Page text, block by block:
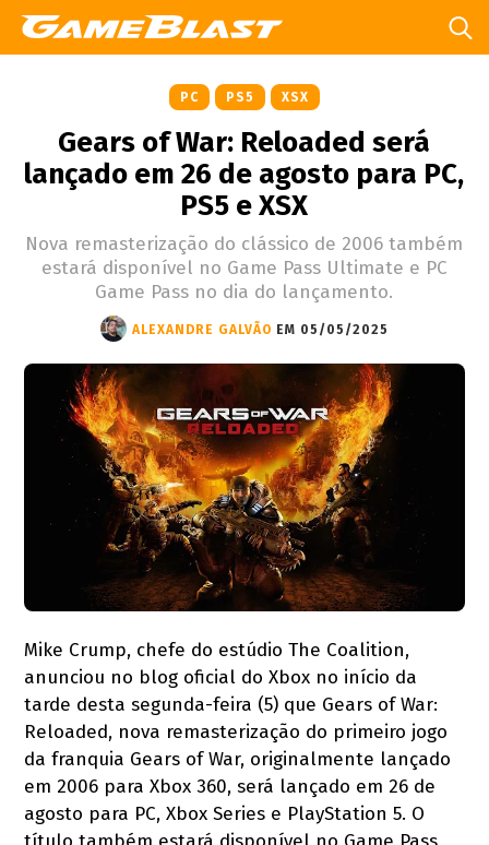
PC PS5 XSX
Gears of War: Reloaded será
lançado em 26 de agosto para PC,
PS5 e XSX
Nova remasterização do clássico de 2006 também
estará disponível no Game Pass Ultimate e PC
Game Pass no dia do lançamento.
ALEXANDRE GALVÃO EM 05/05/2025
Mike Crump, chefe do estúdio The Coalition,
anunciou no blog oficial do Xbox no início da
tarde desta segunda-feira (5) que Gears of War:
Reloaded, nova remasterização do primeiro jogo
da franquia Gears of War, originalmente lançado
em 2006 para Xbox 360, será lançado em 26 de
agosto para PC, Xbox Series e PlayStation 5. O